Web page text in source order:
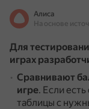
Алиса
Для
играх
Сравнивают
игре. Если
таблицы с